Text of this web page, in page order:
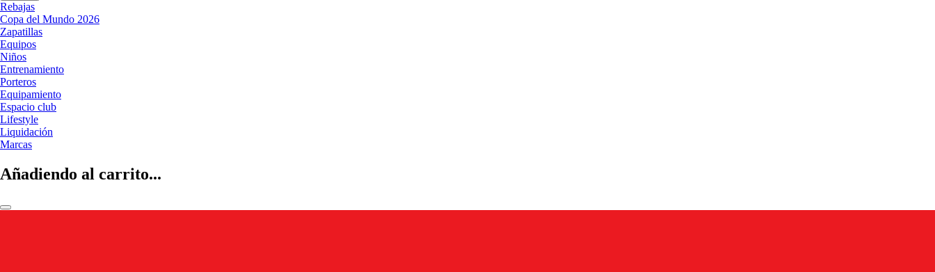
Rebajas
Copa del Mundo 2026
Zapatillas
Equipos
Niños
Entrenamiento
Porteros
Equipamiento
Espacio club
Lifestyle
Liquidación
Marcas
Añadiendo al carrito...